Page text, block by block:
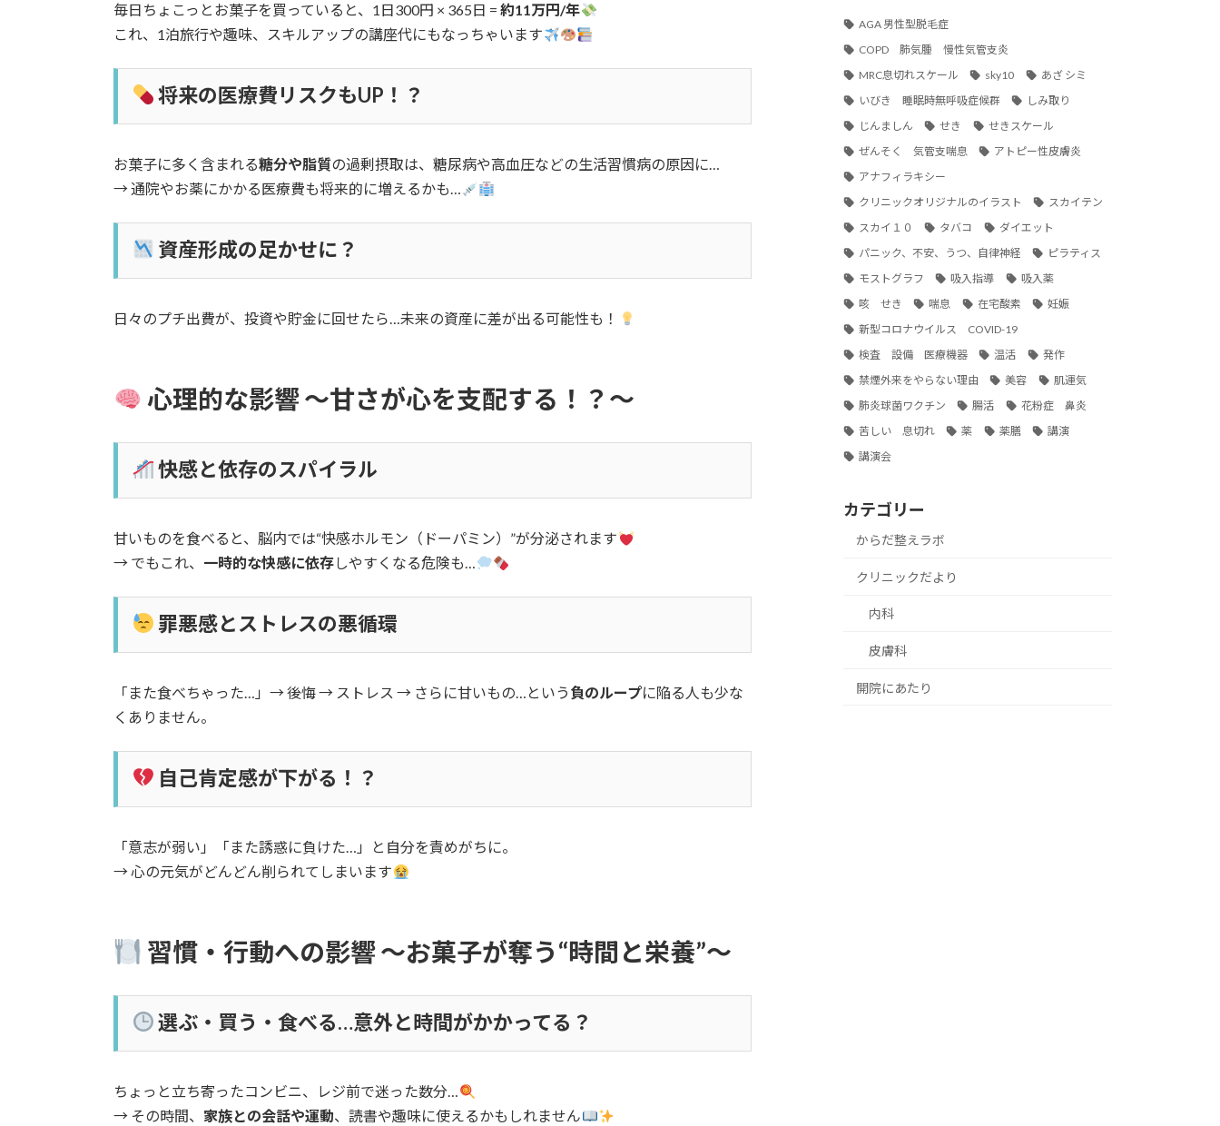
毎日ちょこっとお菓子を買っていると、1日300円 × 365日 =約11万円/年
これ、1泊旅行や趣味、スキルアップの講座代にもなっちゃいます
将来の医療費リスクもUP！？
お菓子に多く含まれる糖分や脂質の過剰摂取は、糖尿病や高血圧などの生活習慣病の原因に…
→ 通院やお薬にかかる医療費も将来的に増えるかも…
資産形成の足かせに？
日々のプチ出費が、投資や貯金に回せたら…未来の資産に差が出る可能性も！
心理的な影響 ～甘さが心を支配する！？～
快感と依存のスパイラル
甘いものを食べると、脳内では“快感ホルモン（ドーパミン）”が分泌されます
→ でもこれ、 一時的な快感に依存しやすくなる危険も…
罪悪感とストレスの悪循環
「また食べちゃった…」→ 後悔 → ストレス → さらに甘いもの…という 負のループに陥る人も少な
くありません。
自己肯定感が下がる！？
「意志が弱い」「また誘惑に負けた…」と自分を責めがちに。
→ 心の元気がどんどん削られてしまいます
習慣・行動への影響 ～お菓子が奪う“時間と栄養”～
選ぶ・買う・食べる…意外と時間がかかってる？
ちょっと立ち寄ったコンビニ、レジ前で迷った数分…
→ その時間、 家族との会話や運動、読書や趣味に使えるかもしれません
AGA 男性型脱毛症
COPD 肺気腫 慢性気管支炎
MRC息切れスケール
sky10
あざ シミ
いびき 睡眠時無呼吸症候群
しみ取り
じんましん
せき
せきスケール
ぜんそく 気管支喘息
アトピー性皮膚炎
アナフィラキシー
クリニックオリジナルのイラスト
スカイテン
スカイ１０
タバコ
ダイエット
パニック、不安、うつ、自律神経
ピラティス
モストグラフ
吸入指導
吸入薬
咳 せき
喘息 在宅酸素
妊娠
新型コロナウイルス COVID-19
検査 設備 医療機器
温活
発作
禁煙外来をやらない理由
美容
肌運気
肺炎球菌ワクチン
腸活
花粉症 鼻炎
苦しい 息切れ
薬 薬膳
講演
講演会
カテゴリー
からだ整えラボ
クリニックだより
内科
皮膚科
開院にあたり